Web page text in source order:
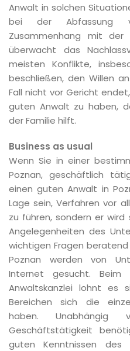
Anwalt in solchen
bei der Abfassung
Zusammenhang mit der
überwacht das
meisten Konflikte,
beschließen, den Willen
Fall nicht vor Gericht
guten Anwalt zu haben,
der Familie hilft.
Business as usual
Wenn Sie in einer
Poznan, geschäftlich
einen guten Anwalt in
Lage sein, Verfahren vor
zu führen, sondern er
Angelegenheiten des
wichtigen Fragen
Poznan werden von
Internet gesucht.
Anwaltskanzlei lohnt es
Bereichen sich die
haben.
Geschäftstätigkeit
guten Kenntnissen des